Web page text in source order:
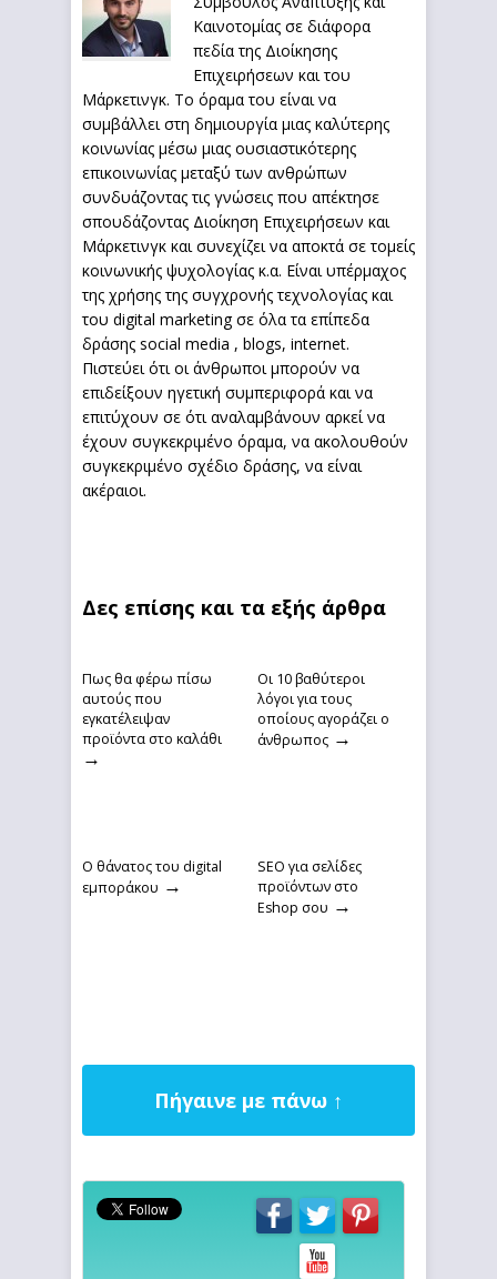
Καινοτομίας σε διάφορα
πεδία της Διοίκησης
Επιχειρήσεων και του
Μάρκετινγκ. Το όραμα του είναι να
συμβάλλει στη δημιουργία μιας καλύτερης
κοινωνίας μέσω μιας ουσιαστικότερης
επικοινωνίας μεταξύ των ανθρώπων
συνδυάζοντας τις γνώσεις που απέκτησε
σπουδάζοντας Διοίκηση Επιχειρήσεων και
Μάρκετινγκ και συνεχίζει να αποκτά σε τομείς
κοινωνικής ψυχολογίας κ.α. Είναι υπέρμαχος
της χρήσης της συγχρονής τεχνολογίας και
του digital marketing σε όλα τα επίπεδα
δράσης social media , blogs, internet.
Πιστεύει ότι οι άνθρωποι μπορούν να
επιδείξουν ηγετική συμπεριφορά και να
επιτύχουν σε ότι αναλαμβάνουν αρκεί να
έχουν συγκεκριμένο όραμα, να ακολουθούν
συγκεκριμένο σχέδιο δράσης, να είναι
ακέραιοι.
Δες επίσης και τα εξής άρθρα
Πως θα φέρω πίσω
αυτούς που
εγκατέλειψαν
προϊόντα στο καλάθι
→
Οι 10 βαθύτεροι
λόγοι για τους
οποίους αγοράζει ο
άνθρωπος →
Ο θάνατος του digital
εμποράκου →
SEO για σελίδες
προϊόντων στο
Eshop σου →
Πήγαινε με πάνω ↑